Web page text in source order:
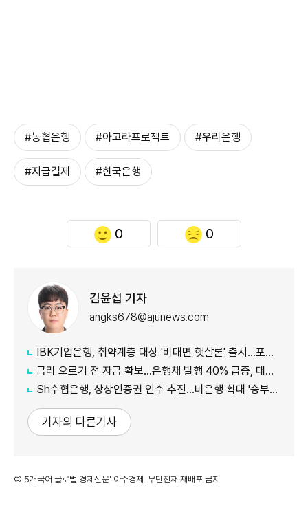
#농협은행 #아고라프로젝트 #우리은행
#지급결제 #한국은행
0 0
김윤섭 기자
angks678@ajunews.com
IBK기업은행, 취약계층 대상 '비대면 햇살론' 출시…포용금융 확대
금리 오르기 전 자금 확보…은행채 발행 40% 급증, 대출금리도 '들썩'
Sh수협은행, 상상인증권 인수 추진…비은행 확대 '승부수'
기자의 다른기사
©'5개국어 글로벌 경제신문' 아주경제. 무단전재·재배포 금지